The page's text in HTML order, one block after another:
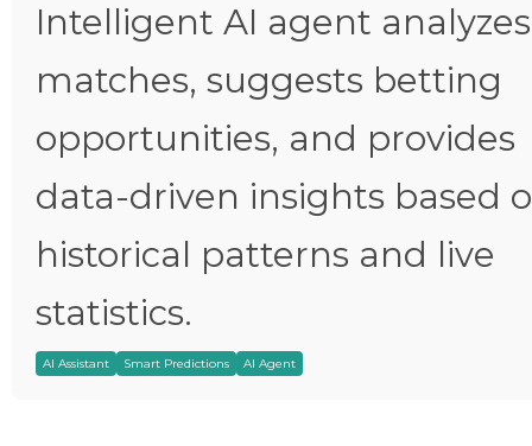
Intelligent AI agent analyzes
matches, suggests betting
opportunities, and provides
data-driven insights based
historical patterns and live
statistics.
AI Assistant Smart Predictions AI Agent